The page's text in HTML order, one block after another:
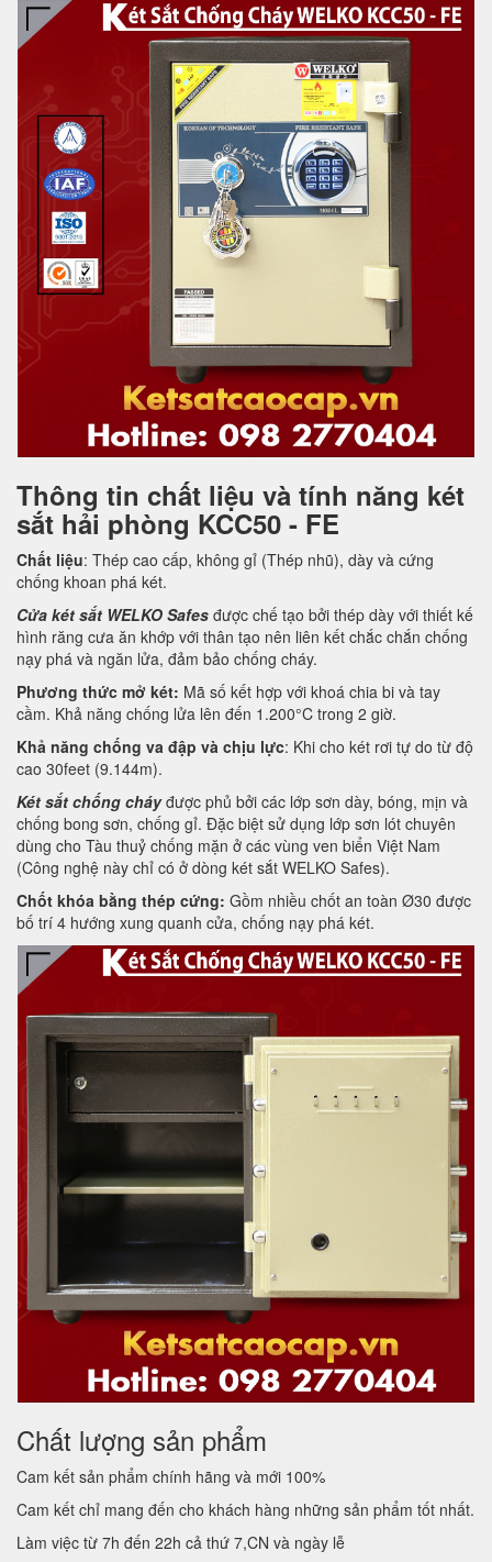
Thông tin chất liệu và tính năng két
sắt hải phòng KCC50 - FE
Chất liệu: Thép cao cấp, không gỉ (Thép nhũ), dày và cứng
chống khoan phá két.
Cửa két sắt WELKO Safes được chế tạo bởi thép dày với thiết kế
hình răng cưa ăn khớp với thân tạo nên liên kết chắc chắn chống
nạy phá và ngăn lửa, đảm bảo chống cháy.
Phương thức mở két: Mã số kết hợp với khoá chia bi và tay
cầm. Khả năng chống lửa lên đến 1.200°C trong 2 giờ.
Khả năng chống va đập và chịu lực: Khi cho két rơi tự do từ độ
cao 30feet (9.144m).
Két sắt chống cháyđược phủ bởi các lớp sơn dày, bóng, mịn và
chống bong sơn, chống gỉ. Đặc biệt sử dụng lớp sơn lót chuyên
dùng cho Tàu thuỷ chống mặn ở các vùng ven biển Việt Nam
(Công nghệ này chỉ có ở dòng két sắt WELKO Safes).
Chốt khóa bằng thép cứng: Gồm nhiều chốt an toàn Ø30 được
bố trí 4 hướng xung quanh cửa, chống nạy phá két.
Chất lượng sản phẩm
Cam kết sản phẩm chính hãng và mới 100%
Cam kết chỉ mang đến cho khách hàng những sản phẩm tốt nhất.
Làm việc từ 7h đến 22h cả thứ 7,CN và ngày lễ